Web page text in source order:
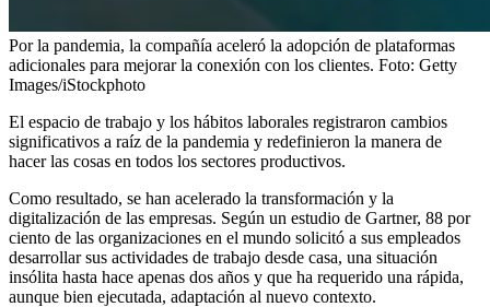
Por la pandemia, la compañía aceleró la adopción de plataformas
adicionales para mejorar la conexión con los clientes. Foto: Getty
Images/iStockphoto
El espacio de trabajo y los hábitos laborales registraron cambios
significativos a raíz de la pandemia y redefinieron la manera de
hacer las cosas en todos los sectores productivos.
Como resultado, se han acelerado la transformación y la
digitalización de las empresas. Según un estudio de Gartner, 88 por
ciento de las organizaciones en el mundo solicitó a sus empleados
desarrollar sus actividades de trabajo desde casa, una situación
insólita hasta hace apenas dos años y que ha requerido una rápida,
aunque bien ejecutada, adaptación al nuevo contexto.